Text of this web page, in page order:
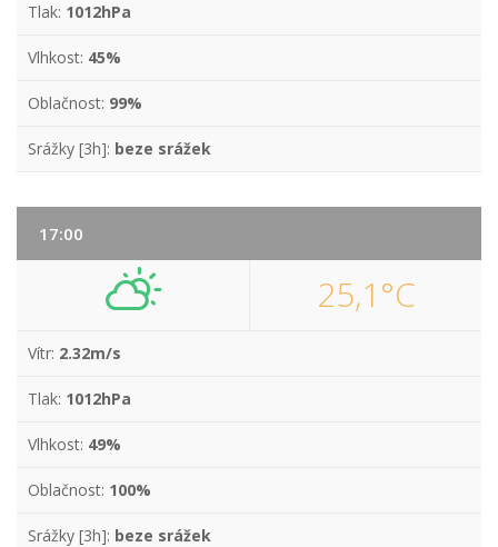
Tlak: 1012hPa
Vlhkost: 45%
Oblačnost: 99%
Srážky [3h]: beze srážek
17:00
25,1°C
Vítr: 2.32m/s
Tlak: 1012hPa
Vlhkost: 49%
Oblačnost: 100%
Srážky [3h]: beze srážek